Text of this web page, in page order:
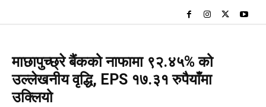
माछापुच्छ्रे बैंकको नाफामा ९२.४५% को
उल्लेखनीय वृद्धि, EPS १७.३१ रुपैयाँमा
उक्लियो